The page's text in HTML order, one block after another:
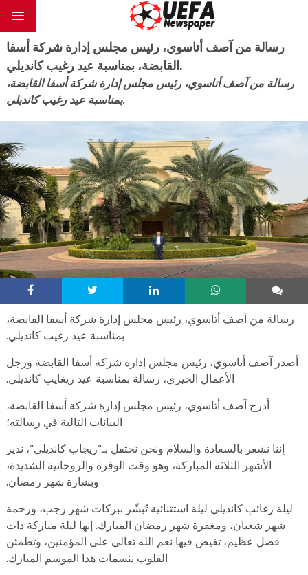
رسالة من آصف أتاسوي، رئيس مجلس إدارة شركة أسفا
القابضة، بمناسبة عيد رغيب كانديلي.
رسالة من آصف أتاسوي، رئيس مجلس إدارة شركة أسفا القابضة،
بمناسبة عيد رغيب كانديلي.
رسالة من آصف أتاسوي، رئيس مجلس إدارة شركة أسفا القابضة،
بمناسبة عيد رغيب كانديلي.
أصدر آصف أتاسوي، رئيس مجلس إدارة شركة أسفا القابضة ورجل
الأعمال الخيري، رسالة بمناسبة عيد ريغايب كانديلي.
أدرج آصف أتاسوي، رئيس مجلس إدارة شركة أسفا القابضة،
البيانات التالية في رسالته؛
إننا نشعر بالسعادة والسلام ونحن نحتفل بـ”ريجاب كانديلي”، نذير
الأشهر الثلاثة المباركة، وهو وقت الوفرة والروحانية الشديدة،
وبشارة شهر رمضان.
ليلة رغائب كانديلي ليلة استثنائية تُبشّر ببركات شهر رجب، ورحمة
شهر شعبان، ومغفرة شهر رمضان المبارك. إنها ليلة مباركة ذات
فضل عظيم، تفيض فيها نعم الله تعالى على المؤمنين، وتطمئن
القلوب بنسمات هذا الموسم المبارك.